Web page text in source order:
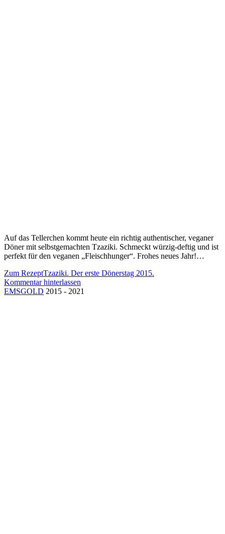
Auf das Tellerchen kommt heute ein richtig authentischer, veganer
Döner mit selbstgemachten Tzaziki. Schmeckt würzig-deftig und ist
perfekt für den veganen „Fleischhunger“. Frohes neues Jahr!…
Zum RezeptTzaziki. Der erste Dönerstag 2015.
Kommentar hinterlassen
EMSGOLD 2015 - 2021